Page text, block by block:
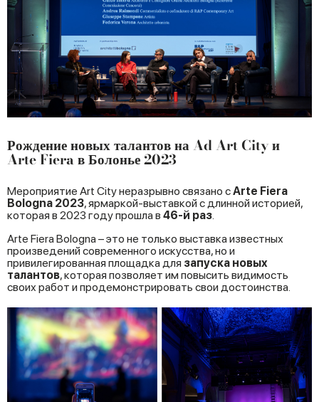
Рождение новых талантов на Ad Art City и
Arte Fiera в Болонье 2023
Мероприятие Art City неразрывно связано сArte Fiera
Bologna 2023, ярмаркой-выставкой с длинной историей,
которая в 2023 году прошла в 46-й раз.
Arte Fiera Bologna – это не только выставка известных
произведений современного искусства, но и
привилегированная площадка для запуска новых
талантов, которая позволяет им повысить видимость
своих работ и продемонстрировать свои достоинства.